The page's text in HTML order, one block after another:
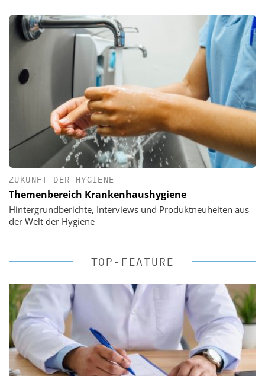
ZUKUNFT DER HYGIENE
Themenbereich Krankenhaushygiene
Hintergrundberichte, Interviews und Produktneuheiten aus
der Welt der Hygiene
TOP-FEATURE